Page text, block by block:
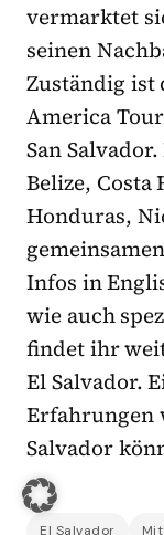
vermarktet
seinen
Zuständig ist
America
San
Belize, Costa
Honduras,
Infos in
wie auch
findet ihr
El Salvador.
Erfahrungen
Salvador
El Salvador